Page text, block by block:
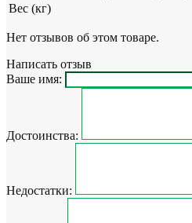
Вес (кг)
Нет отзывов об этом товаре.
Написать отзыв
Ваше имя:
Достоинства:
Недостатки: